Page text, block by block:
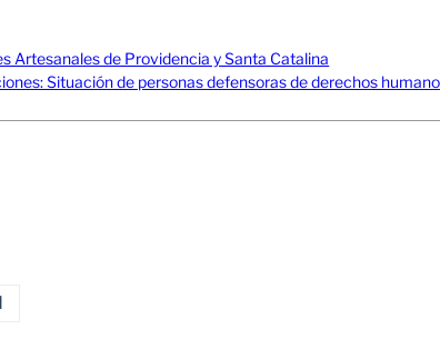
Artesanales de Providencia y Santa Catalina
Situación de personas defensoras de derechos